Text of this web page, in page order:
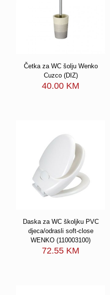
Četka za WC šolju Wenko
Cuzco (DIZ)
40.00 KM
Daska za WC školjku PVC
djeca/odrasli soft-close
WENKO (110003100)
72.55 KM